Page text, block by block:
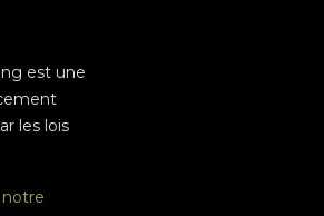
est une
les lois